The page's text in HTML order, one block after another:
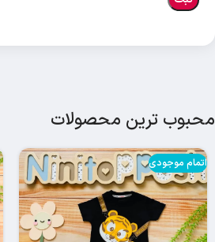
محبوب ترین محصولات
اتمام موجودی